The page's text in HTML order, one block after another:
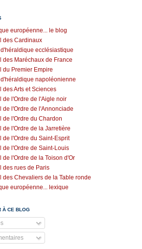
européenne... le blog
des Cardinaux
ecclésiastique
des Maréchaux de France
du Premier Empire
napoléonienne
des Arts et Sciences
de l'Ordre de l'Aigle noir
de l'Ordre de l'Annonciade
de l'Ordre du Chardon
de l'Ordre de la Jarretière
de l'Ordre du Saint-Esprit
de l'Ordre de Saint-Louis
de l'Ordre de la Toison d'Or
des rues de Paris
des Chevaliers de la Table ronde
européenne... lexique
À CE BLOG